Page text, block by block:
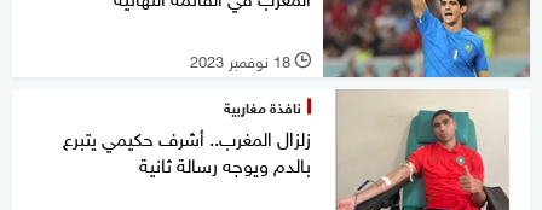
l 18 نوفمبر 2023
نافذة مغاربية
زلزال المغرب.. أشرف حكيمي يتبرع
بالدم ويوجه رسالة ثانية